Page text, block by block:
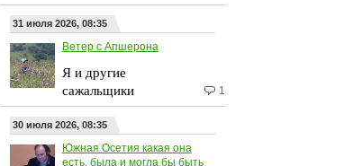
31 июля 2026, 08:35
Ветер с Апшерона
Я и другие
сажальщики
1
30 июля 2026, 08:35
Южная Осетия какая она
есть, была и могла бы быть